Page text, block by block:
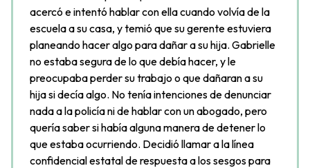
acercó e intentó hablar con ella cuando volvía de la
escuela a su casa, y temió que su gerente estuviera
planeando hacer algo para dañar a su hija. Gabrielle
no estaba segura de lo que debía hacer, y le
preocupaba perder su trabajo o que dañaran a su
hija si decía algo. No tenía intenciones de denunciar
nada a la policía ni de hablar con un abogado, pero
quería saber si había alguna manera de detener lo
que estaba ocurriendo. Decidió llamar a la línea
confidencial estatal de respuesta a los sesgos para